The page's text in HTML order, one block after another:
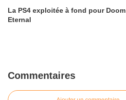
La PS4 exploitée à fond pour Doom
Eternal
Commentaires